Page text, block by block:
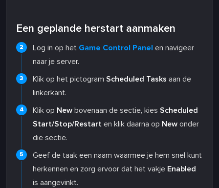
Een geplande herstart aanmaken
Log in op het Game Control Panel en navigeer
naar je server.
Klik op het pictogram Scheduled Tasks aan de
linkerkant.
Klik op New bovenaan de sectie, kies Scheduled
Start/Stop/Restart en klik daarna op New onder
die sectie.
Geef de taak een naam waarmee je hem snel kunt
herkennen en zorg ervoor dat het vakje Enabled
is aangevinkt.